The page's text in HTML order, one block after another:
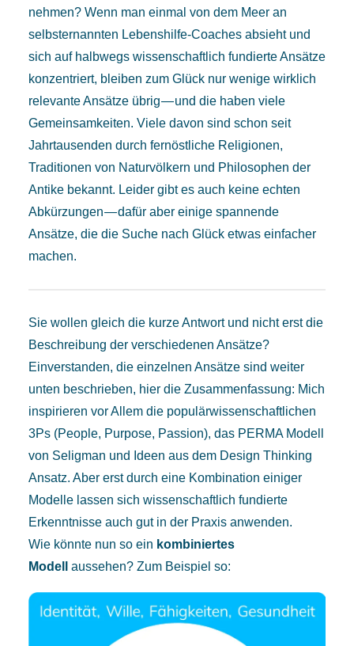
nehmen? Wenn man einmal von dem Meer an
selbsternannten Lebenshilfe-Coaches absieht und
sich auf halbwegs wissenschaftlich fundierte Ansätze
konzentriert, bleiben zum Glück nur wenige wirklich
relevante Ansätze übrig — und die haben viele
Gemeinsamkeiten. Viele davon sind schon seit
Jahrtausenden durch fernöstliche Religionen,
Traditionen von Naturvölkern und Philosophen der
Antike bekannt. Leider gibt es auch keine echten
Abkürzungen — dafür aber einige spannende
Ansätze, die die Suche nach Glück etwas einfacher
machen.
Sie wollen gleich die kurze Antwort und nicht erst die
Beschreibung der verschiedenen Ansätze?
Einverstanden, die einzelnen Ansätze sind weiter
unten beschrieben, hier die Zusammenfassung: Mich
inspirieren vor Allem die populärwissenschaftlichen
3Ps (People, Purpose, Passion), das PERMA Modell
von Seligman und Ideen aus dem Design Thinking
Ansatz. Aber erst durch eine Kombination einiger
Modelle lassen sich wissenschaftlich fundierte
Erkenntnisse auch gut in der Praxis anwenden.
Wie könnte nun so ein kombiniertes
Modell aussehen? Zum Beispiel so: